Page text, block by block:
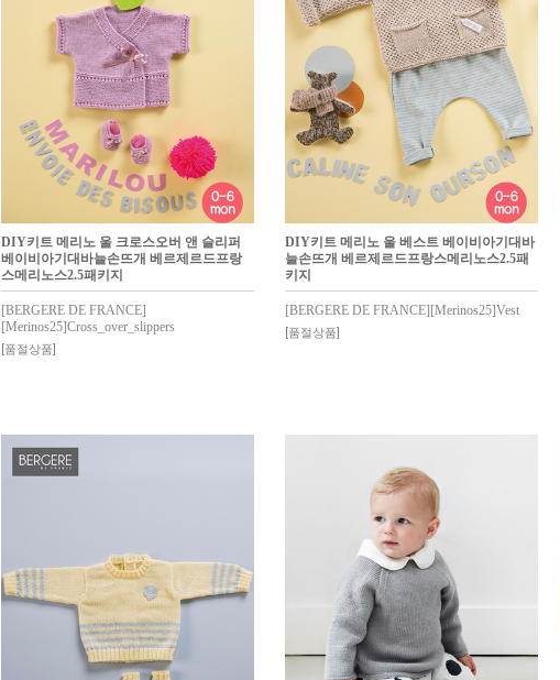
DIY키트 메리노 울 크로스오버 앤 슬리퍼
베이비아기대바늘손뜨개 베르제르드프랑
스메리노스2.5패키지
[BERGERE DE FRANCE]
[Merinos25]Cross_over_slippers
[품절상품]
DIY키트 메리노 울 베스트 베이비아기대바
늘손뜨개 베르제르드프랑스메리노스2.5패
키지
[BERGERE DE FRANCE][Merinos25]Vest
[품절상품]